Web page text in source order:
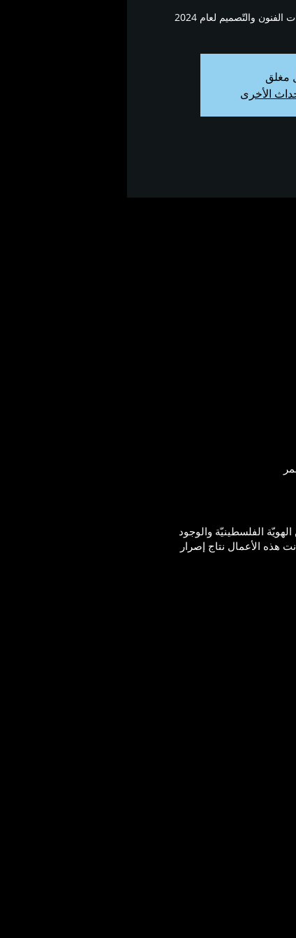
والتّصميم لعام 2024
مغلق
الأخرى
عن جوانب مختلفة من الهويّة الفلسطينيّة والوجود
هذه الأعمال نتاج إصرار